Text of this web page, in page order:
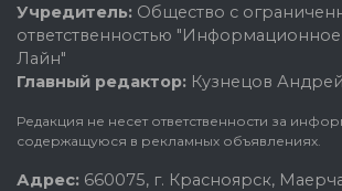
Учредитель: Общество с
ответственностью "Информационное
Лайн"
Главный редактор: Кузнецов
Редакция не несет ответственности за
содержащуюся в рекламных объявлениях.
Адрес: 660075, г. Красноярск,